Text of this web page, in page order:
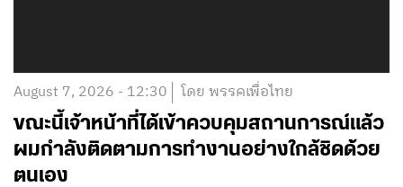
August 7, 2026 - 12:30 โดย พรรคเพื่อไทย
ขณะนี้เจ้าหน้าที่ได้เข้าควบคุมสถานการณ์แล้ว
ผมกำลังติดตามการทำงานอย่างใกล้ชิดด้วย
ตนเอง